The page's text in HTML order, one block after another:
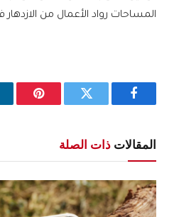
المساحات رواد الأعمال من
فيسبوك تويتر
المقالات ذات الصلة